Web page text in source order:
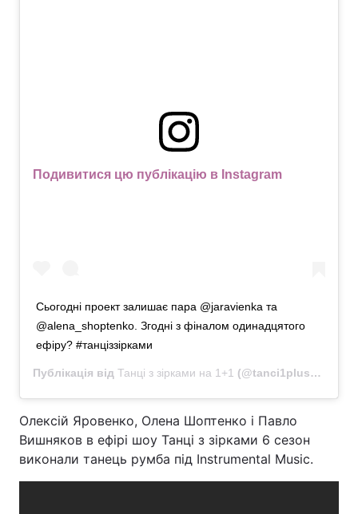
Подивитися цю публікацію в Instagram
Сьогодні проект залишає пара @jaravienka та
@alena_shoptenko. Згодні з фіналом одинадцятого
ефіру? #танціззірками
Публікація від Танці з зірками на 1+1 (@tanci1plus1)
Олексій Яровенко, Олена Шоптенко і Павло
Вишняков в ефірі шоу Танці з зірками 6 сезон
виконали танець румба під Instrumental Music.